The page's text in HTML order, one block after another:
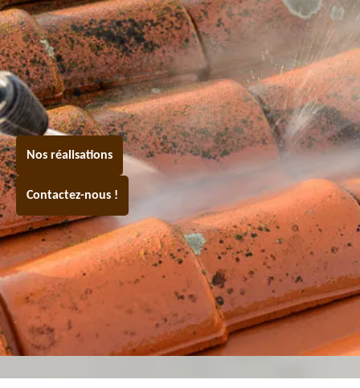
Nos réalisations
Contactez-nous !